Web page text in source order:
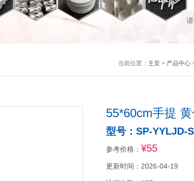
当前位置： 主页> 产品中心
55*60cm手提
型号：SP-YYLJD-
参考价格： ¥55
更新时间：2026-04-19